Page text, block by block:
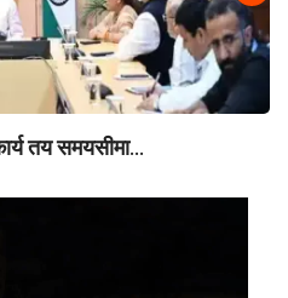
तय समयसीमा...